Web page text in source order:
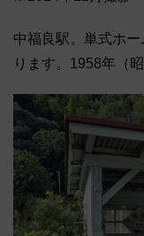
中福良駅。単式ホ
ります。1958年（